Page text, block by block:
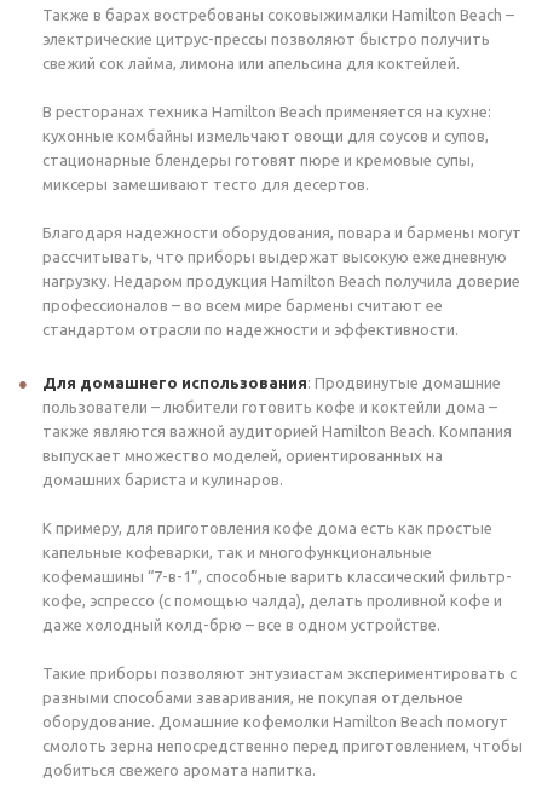
Также в барах востребованы соковыжималки Hamilton Beach –
электрические цитрус-прессы позволяют быстро получить
свежий сок лайма, лимона или апельсина для коктейлей.
В ресторанах техника Hamilton Beach применяется на кухне:
кухонные комбайны измельчают овощи для соусов и супов,
стационарные блендеры готовят пюре и кремовые супы,
миксеры замешивают тесто для десертов.
Благодаря надежности оборудования, повара и бармены могут
рассчитывать, что приборы выдержат высокую ежедневную
нагрузку. Недаром продукция Hamilton Beach получила доверие
профессионалов – во всем мире бармены считают ее
стандартом отрасли по надежности и эффективности.
Для домашнего использования: Продвинутые домашние
пользователи – любители готовить кофе и коктейли дома –
также являются важной аудиторией Hamilton Beach. Компания
выпускает множество моделей, ориентированных на
домашних бариста и кулинаров.
К примеру, для приготовления кофе дома есть как простые
капельные кофеварки, так и многофункциональные
кофемашины “7-в-1”, способные варить классический фильтр-
кофе, эспрессо (с помощью чалда), делать проливной кофе и
даже холодный колд-брю – все в одном устройстве.
Такие приборы позволяют энтузиастам экспериментировать с
разными способами заваривания, не покупая отдельное
оборудование. Домашние кофемолки Hamilton Beach помогут
смолоть зерна непосредственно перед приготовлением, чтобы
добиться свежего аромата напитка.